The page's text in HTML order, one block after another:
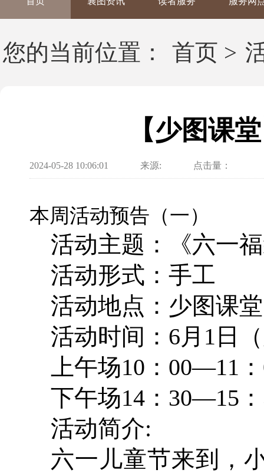
您的当前位置： 首页 >
【少图课
2024-05-28 10:06:01 来源: 点击量：
本周活动预告（一）
活动主题：《六一
活动形式：手工
活动地点：少图课堂
活动时间：6月1日
上午场10：00—11
下午场14：30—15
活动简介:
六一儿童节来到，